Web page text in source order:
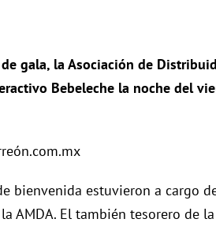
gala, la Asociación de
Bebeleche la noche del
bienvenida estuvieron a cargo
AMDA. El también tesorero de